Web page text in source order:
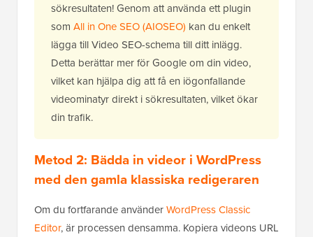
sökresultaten! Genom att använda ett plugin
som All in One SEO (AIOSEO) kan du enkelt
lägga till Video SEO-schema till ditt inlägg.
Detta berättar mer för Google om din video,
vilket kan hjälpa dig att få en iögonfallande
videominatyr direkt i sökresultaten, vilket ökar
din trafik.
Metod 2: Bädda in videor i WordPress
med den gamla klassiska redigeraren
Om du fortfarande använderWordPress Classic
Editor, är processen densamma. Kopiera videons URL